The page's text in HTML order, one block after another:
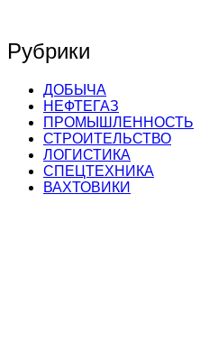
Рубрики
ДОБЫЧА
НЕФТЕГАЗ
ПРОМЫШЛЕННОСТЬ
СТРОИТЕЛЬСТВО
ЛОГИСТИКА
СПЕЦТЕХНИКА
ВАХТОВИКИ